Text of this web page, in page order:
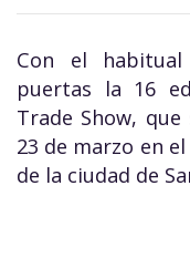
Con el
puertas la 16
Trade Show,
23 de marzo en
de la ciudad de